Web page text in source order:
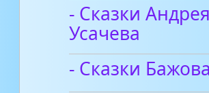
- Сказки Андрея
Усачева
- Сказки Бажова